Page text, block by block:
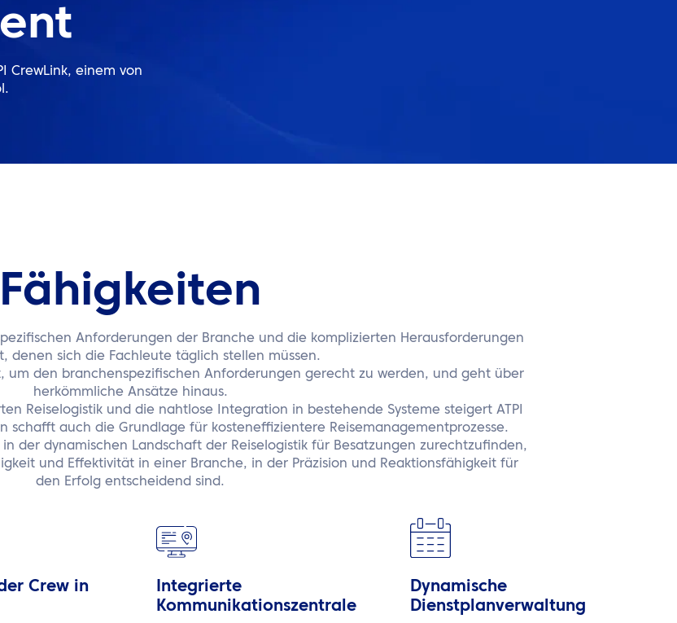
CrewLink, einem von
Fähigkeiten
Anforderungen der Branche und die komplizierten Herausforderungen
denen sich die Fachleute täglich stellen müssen.
um den branchenspezifischen Anforderungen gerecht zu werden, und geht über
herkömmliche Ansätze hinaus.
Reiselogistik und die nahtlose Integration in bestehende Systeme steigert ATPI
schafft auch die Grundlage für kosteneffizientere Reisemanagementprozesse.
der dynamischen Landschaft der Reiselogistik für Besatzungen zurechtzufinden,
und Effektivität in einer Branche, in der Präzision und Reaktionsfähigkeit für
den Erfolg entscheidend sind.
Crew in
Integrierte
Kommunikationszentrale
Dynamische
Dienstplanverwaltung